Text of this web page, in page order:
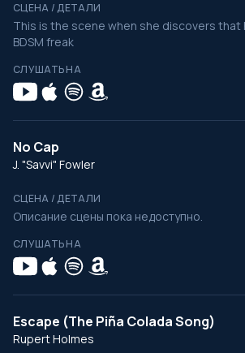
СЦЕНА / ДЕТАЛИ
This is the scene when she discovers that
BDSM freak
СЛУШАТЬ НА
No Cap
J. "Savvi" Fowler
СЦЕНА / ДЕТАЛИ
Описание сцены пока недоступно.
СЛУШАТЬ НА
Escape (The Piña Colada Song)
Rupert Holmes